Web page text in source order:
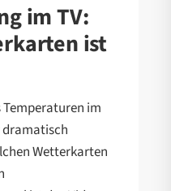
im TV:
ist
Temperaturen im
dramatisch
Wetterkarten